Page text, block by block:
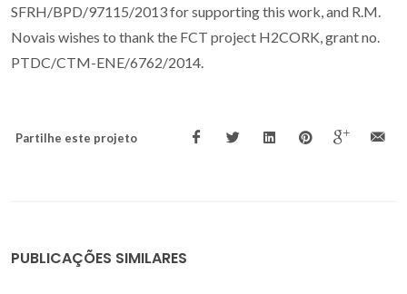
SFRH/BPD/97115/2013 for supporting this work, and R.M.
Novais wishes to thank the FCT project H2CORK, grant no.
PTDC/CTM-ENE/6762/2014.
Partilhe este projeto
PUBLICAÇÕES SIMILARES